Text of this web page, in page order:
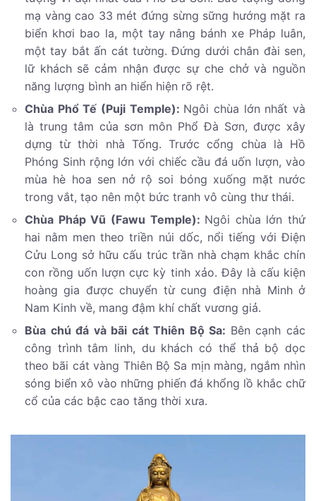
mạ vàng cao 33 mét đứng sừng sững hướng mặt ra
biển khơi bao la, một tay nâng bánh xe Pháp luân,
một tay bắt ấn cát tường. Đứng dưới chân đài sen,
lữ khách sẽ cảm nhận được sự che chở và nguồn
năng lượng bình an hiển hiện rõ rệt.
Chùa Phổ Tế (Puji Temple): Ngôi chùa lớn nhất và
là trung tâm của sơn môn Phổ Đà Sơn, được xây
dựng từ thời nhà Tống. Trước cổng chùa là Hồ
Phóng Sinh rộng lớn với chiếc cầu đá uốn lượn, vào
mùa hè hoa sen nở rộ soi bóng xuống mặt nước
trong vắt, tạo nên một bức tranh vô cùng thư thái.
Chùa Pháp Vũ (Fawu Temple): Ngôi chùa lớn thứ
hai nằm men theo triền núi dốc, nổi tiếng với Điện
Cửu Long sở hữu cấu trúc trần nhà chạm khắc chín
con rồng uốn lượn cực kỳ tinh xảo. Đây là cấu kiện
hoàng gia được chuyển từ cung điện nhà Minh ở
Nam Kinh về, mang đậm khí chất vương giả.
Bùa chú đá và bãi cát Thiên Bộ Sa: Bên cạnh các
công trình tâm linh, du khách có thể thả bộ dọc
theo bãi cát vàng Thiên Bộ Sa mịn màng, ngắm nhìn
sóng biển xô vào những phiến đá khổng lồ khắc chữ
cổ của các bậc cao tăng thời xưa.